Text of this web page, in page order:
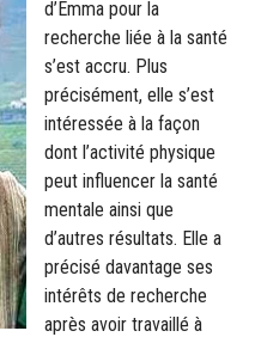
d’Emma pour la
recherche liée à la santé
s’est accru. Plus
précisément, elle s’est
intéressée à la façon
dont l’activité physique
peut influencer la santé
mentale ainsi que
d’autres résultats. Elle a
précisé davantage ses
intérêts de recherche
après avoir travaillé à